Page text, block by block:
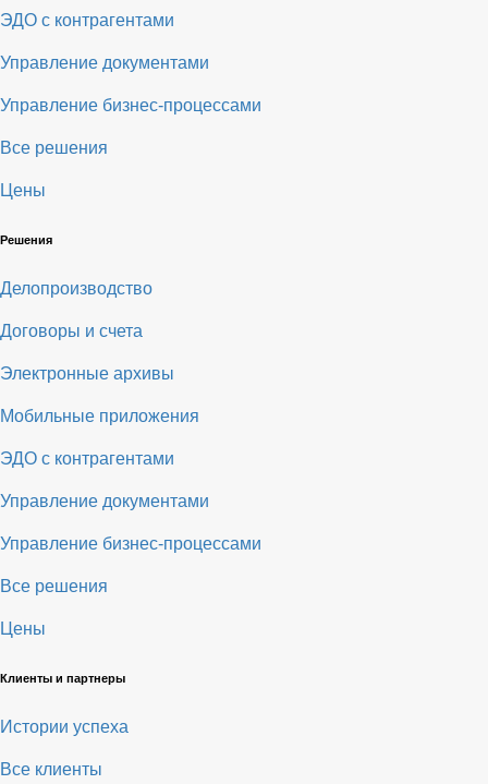
ЭДО с контрагентами
Управление документами
Управление бизнес-процессами
Все решения
Цены
Решения
Делопроизводство
Договоры и счета
Электронные архивы
Мобильные приложения
ЭДО с контрагентами
Управление документами
Управление бизнес-процессами
Все решения
Цены
Клиенты и партнеры
Истории успеха
Все клиенты